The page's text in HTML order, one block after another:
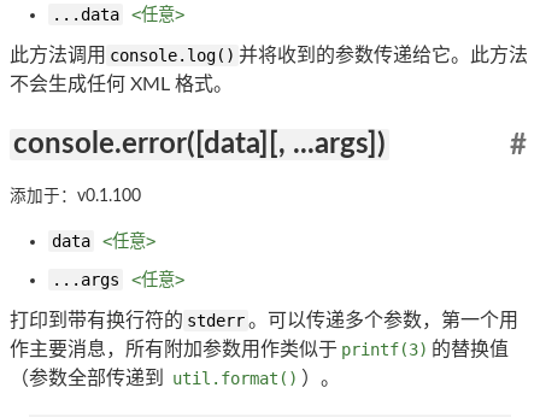
...data <任意>
此方法调用 console.log() 并将收到的参数传递给它。此方法
不会生成任何 XML 格式。
console.error([data][, ...args]) #
添加于：v0.1.100
data
<任意>
...args
<任意>
打印到带有换行符的 stderr。可以传递多个参数，第一个用
作主要消息，所有附加参数用作类似于 printf(3) 的替换值
（参数全部传递到
util.format() ）。